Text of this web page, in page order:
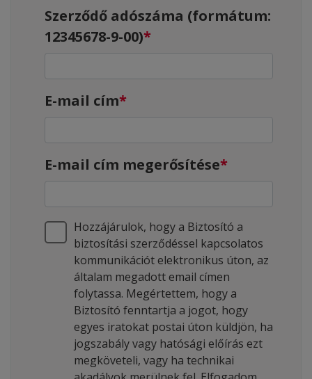
Szerződő adószáma (formátum:
12345678-9-00)
E-mail cím
E-mail cím megerősítése
Hozzájárulok, hogy a Biztosító a
biztosítási szerződéssel kapcsolatos
kommunikációt elektronikus úton, az
általam megadott email címen
folytassa. Megértettem, hogy a
Biztosító fenntartja a jogot, hogy
egyes iratokat postai úton küldjön, ha
jogszabály vagy hatósági előírás ezt
megköveteli, vagy ha technikai